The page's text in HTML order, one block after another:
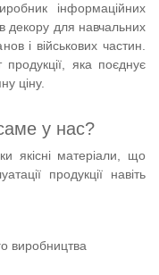
інформаційних
декору для навчальних
і військових частин.
яка поєднує
ціну.
у нас?
якісні матеріали, що
продукції навіть
виробництва